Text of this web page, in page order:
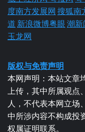
度南方发展网 搜狐南
道 新浪微博粤眼 潮新
玉龙网
版权与免责声明
本网声明：本站文章
上传，其中所属观
人，不代表本网立场
中所涉内容不构成投
权属证明联系。